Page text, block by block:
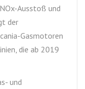
Ausstoß und
der
Gasmotoren
die ab 2019
und